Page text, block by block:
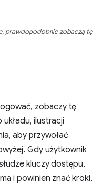
prawdopodobnie zobaczą tę
zobaczy tę
ilustracji
aby przywołać
Gdy użytkownik
kluczy dostępu,
i powinien znać kroki,